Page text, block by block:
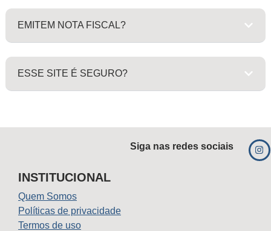
EMITEM NOTA FISCAL?
ESSE SITE É SEGURO?
Siga nas redes sociais
INSTITUCIONAL
Quem Somos
Políticas de privacidade
Termos de uso